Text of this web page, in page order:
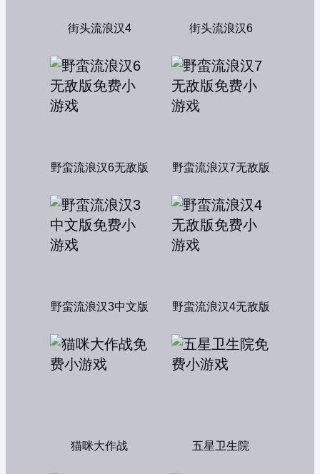
街头流浪汉4 街头流浪汉6
野蛮流浪汉6无敌版 野蛮流浪汉7无敌版
野蛮流浪汉3中文版 野蛮流浪汉4无敌版
猫咪大作战 五星卫生院